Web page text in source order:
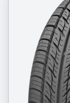
Pirelli
Platin
PointS
Radar
Riken